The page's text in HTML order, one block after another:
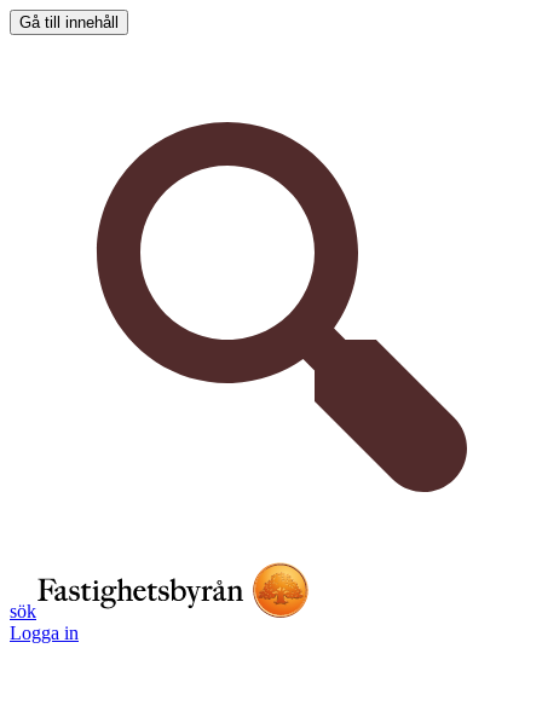
Gå till innehåll
sök
Logga in